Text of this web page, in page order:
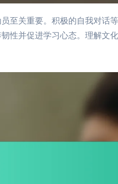
性并促进学习心态。理解文